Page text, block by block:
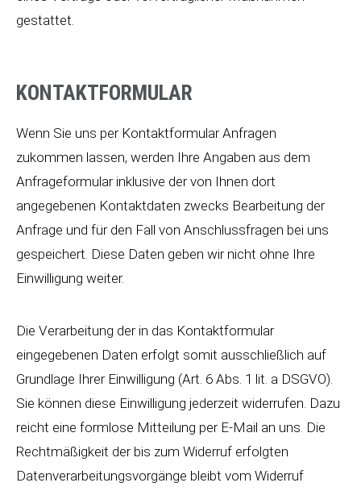
gestattet.
KONTAKTFORMULAR
Wenn Sie uns per Kontaktformular Anfragen
zukommen lassen, werden Ihre Angaben aus dem
Anfrageformular inklusive der von Ihnen dort
angegebenen Kontaktdaten zwecks Bearbeitung der
Anfrage und für den Fall von Anschlussfragen bei uns
gespeichert. Diese Daten geben wir nicht ohne Ihre
Einwilligung weiter.
Die Verarbeitung der in das Kontaktformular
eingegebenen Daten erfolgt somit ausschließlich auf
Grundlage Ihrer Einwilligung (Art. 6 Abs. 1 lit. a DSGVO).
Sie können diese Einwilligung jederzeit widerrufen. Dazu
reicht eine formlose Mitteilung per E-Mail an uns. Die
Rechtmäßigkeit der bis zum Widerruf erfolgten
Datenverarbeitungsvorgänge bleibt vom Widerruf